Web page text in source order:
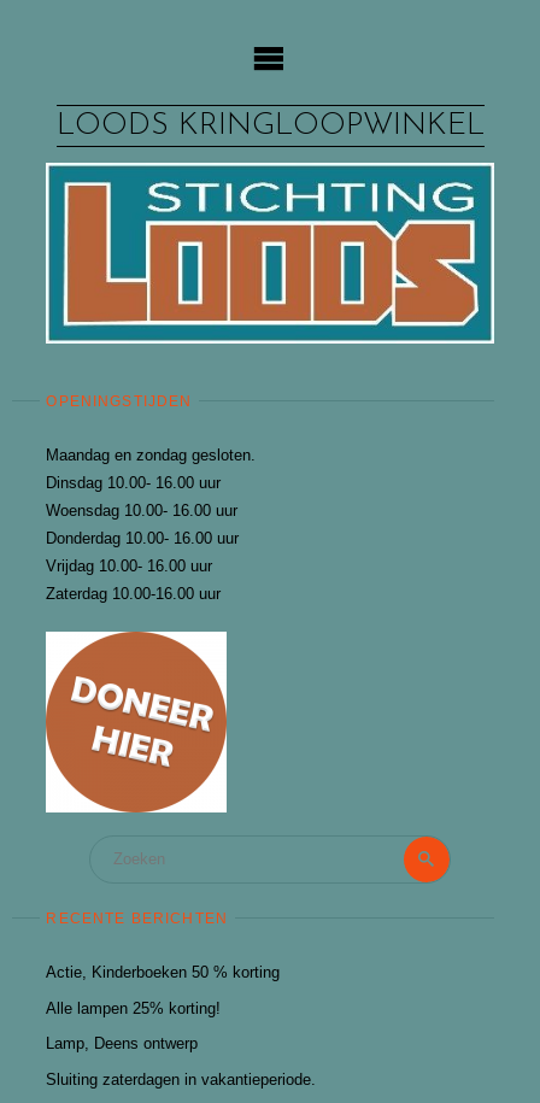
LOODS KRINGLOOPWINKEL
OPENINGSTIJDEN
Maandag en zondag gesloten.
Dinsdag 10.00- 16.00 uur
Woensdag 10.00- 16.00 uur
Donderdag 10.00- 16.00 uur
Vrijdag 10.00- 16.00 uur
Zaterdag 10.00-16.00 uur
Zoeken
RECENTE BERICHTEN
Actie, Kinderboeken 50 % korting
Alle lampen 25% korting!
Lamp, Deens ontwerp
Sluiting zaterdagen in vakantieperiode.